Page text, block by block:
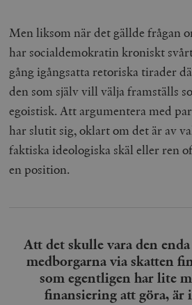
Men liksom när det gällde frågan
har socialdemokratin kroniskt
gång igångsatta retoriska tirader
den som själv vill välja framställs
egoistisk. Att argumentera med
har slutit sig, oklart om det är av
faktiska ideologiska skäl eller ren
en position.
Att det skulle vara den
medborgarna via skatten
som egentligen har lite
finansiering att göra, är